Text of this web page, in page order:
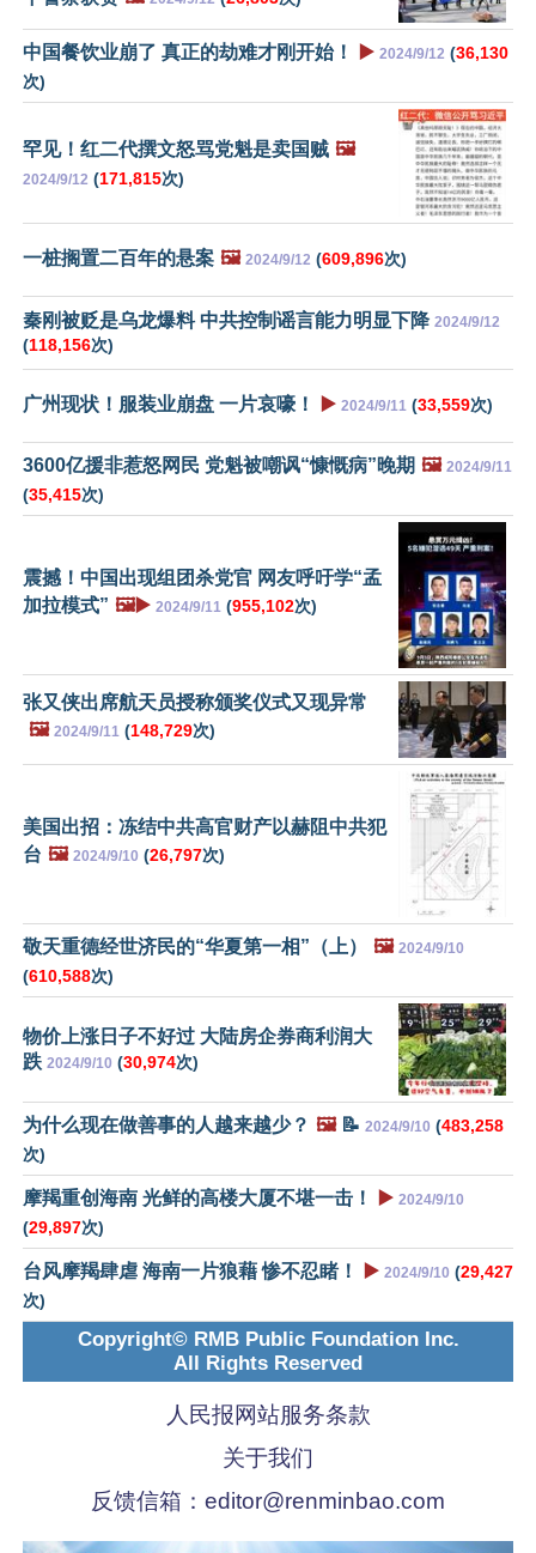
中国餐饮业崩了 真正的劫难才刚开始！ ▶️ 2024/9/12 (36,130
次)
罕见！红二代撰文怒骂党魁是卖国贼 🖼️
2024/9/12 (171,815次)
一桩搁置二百年的悬案 🖼️ 2024/9/12 (609,896次)
秦刚被贬是乌龙爆料 中共控制谣言能力明显下降 2024/9/12
(118,156次)
广州现状！服装业崩盘 一片哀嚎！ ▶️ 2024/9/11 (33,559次)
3600亿援非惹怒网民 党魁被嘲讽“慷慨病”晚期 🖼️ 2024/9/11
(35,415次)
震撼！中国出现组团杀党官 网友呼吁学“孟
加拉模式” 🖼️▶️ 2024/9/11 (955,102次)
张又侠出席航天员授称颁奖仪式又现异常
🖼️ 2024/9/11 (148,729次)
美国出招：冻结中共高官财产以赫阻中共犯
台 🖼️ 2024/9/10 (26,797次)
敬天重德经世济民的“华夏第一相”（上） 🖼️ 2024/9/10
(610,588次)
物价上涨日子不好过 大陆房企券商利润大
跌 2024/9/10 (30,974次)
为什么现在做善事的人越来越少？ 🖼️📝 2024/9/10 (483,258
次)
摩羯重创海南 光鲜的高楼大厦不堪一击！ ▶️ 2024/9/10
(29,897次)
台风摩羯肆虐 海南一片狼藉 惨不忍睹！ ▶️ 2024/9/10 (29,427
次)
Copyright© RMB Public Foundation Inc.
All Rights Reserved
人民报网站服务条款
关于我们
反馈信箱： editor@renminbao.com